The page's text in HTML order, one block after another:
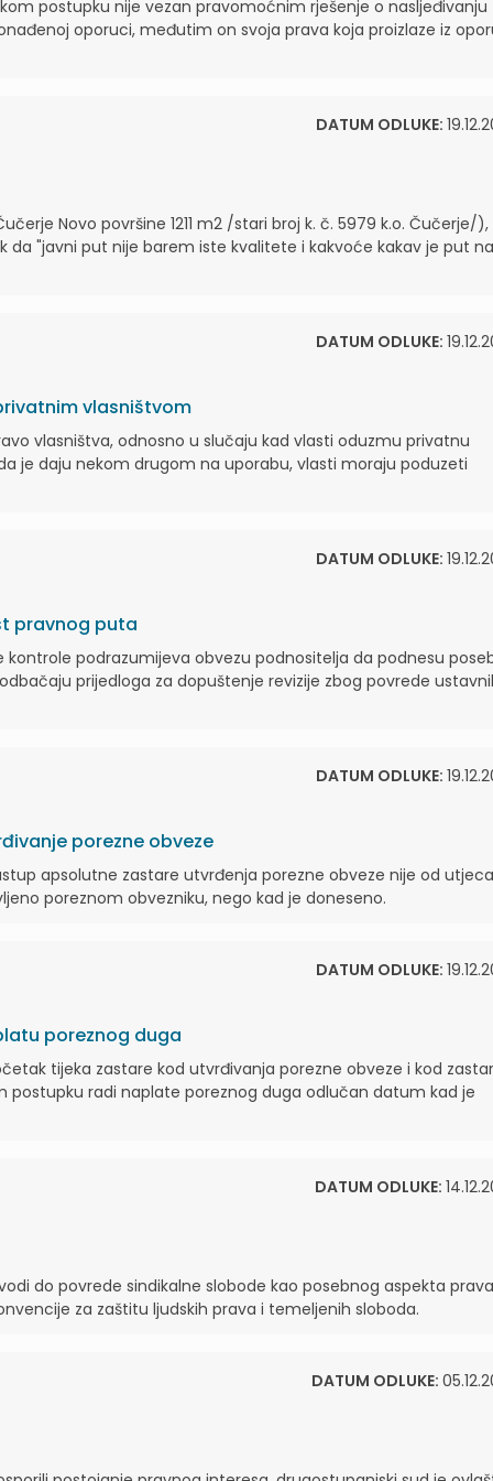
postupku nije vezan pravomoćnim rješenje o nasljeđivanju
oporuci, međutim on svoja prava koja proizlaze iz
DATUM ODLUKE:
Novo površine 1211 m2 /stari broj k. č. 5979 k.o. Čučerje/),
da "javni put nije barem iste kvalitete i kakvoće kakav je put na
DATUM ODLUKE:
vlasništvom
vlasništva, odnosno u slučaju kad vlasti oduzmu privatnu
je daju nekom drugom na uporabu, vlasti moraju poduzeti
DATUM ODLUKE:
pravnog puta
podrazumijeva obvezu podnositelja da podnesu
prijedloga za dopuštenje revizije zbog povrede
DATUM ODLUKE:
porezne obveze
apsolutne zastare utvrđenja porezne obveze nije od
poreznom obvezniku, nego kad je doneseno.
DATUM ODLUKE:
poreznog duga
tijeka zastare kod utvrđivanja porezne obveze i kod
postupku radi naplate poreznog duga odlučan datum kad je
DATUM ODLUKE:
do povrede sindikalne slobode kao posebnog aspekta
za zaštitu ljudskih prava i temeljenih sloboda.
DATUM ODLUKE: